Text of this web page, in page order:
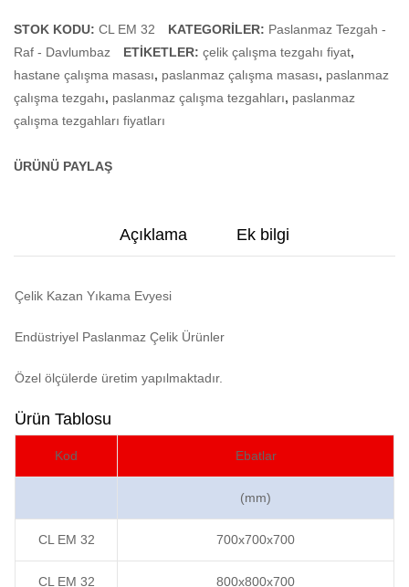
STOK KODU: CL EM 32 KATEGORILER: Paslanmaz Tezgah -
Raf - Davlumbaz
ETIKETLER: çelik çalışma tezgahı fiyat,
hastane çalışma masası, paslanmaz çalışma masası, paslanmaz
çalışma tezgahı, paslanmaz çalışma tezgahları, paslanmaz
çalışma tezgahları fiyatları
ÜRÜNÜ PAYLAŞ
Açıklama Ek bilgi
Çelik Kazan Yıkama Evyesi
Endüstriyel Paslanmaz Çelik Ürünler
Özel ölçülerde üretim yapılmaktadır.
Ürün Tablosu
Kod Ebatlar
(mm)
CL EM 32 700x700x700
CL EM 32 800x800x700